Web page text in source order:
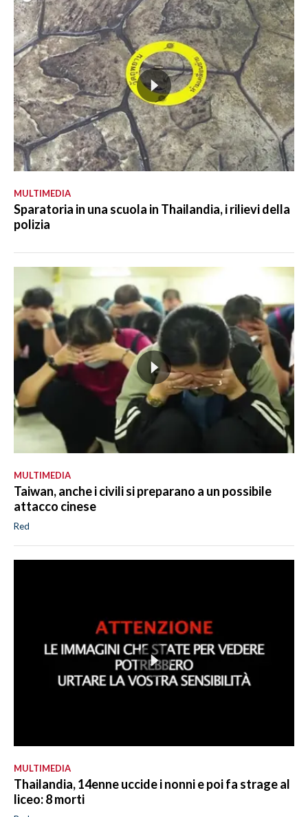
MULTIMEDIA
Sparatoria in una scuola in Thailandia, i rilievi della
polizia
MULTIMEDIA
Taiwan, anche i civili si preparano a un possibile
attacco cinese
Red
MULTIMEDIA
Thailandia, 14enne uccide i nonni e poi fa strage al
liceo: 8 morti